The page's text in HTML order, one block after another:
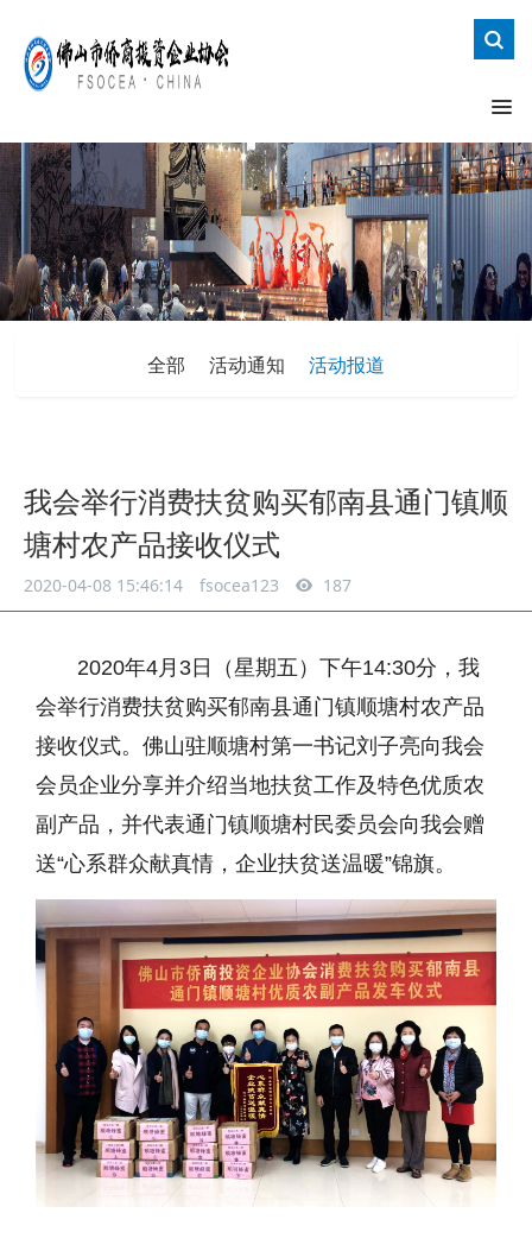
全部 活动通知 活动报道
我会举行消费扶贫购买郁南县通门镇顺
塘村农产品接收仪式
2020-04-08 15:46:14 fsocea123 187
2020年4月3日（星期五）下午14:30分，我
会举行消费扶贫购买郁南县通门镇顺塘村农产品
接收仪式。佛山驻顺塘村第一书记刘子亮向我会
会员企业分享并介绍当地扶贫工作及特色优质农
副产品，并代表通门镇顺塘村民委员会向我会赠
送“心系群众献真情，企业扶贫送温暖”锦旗。